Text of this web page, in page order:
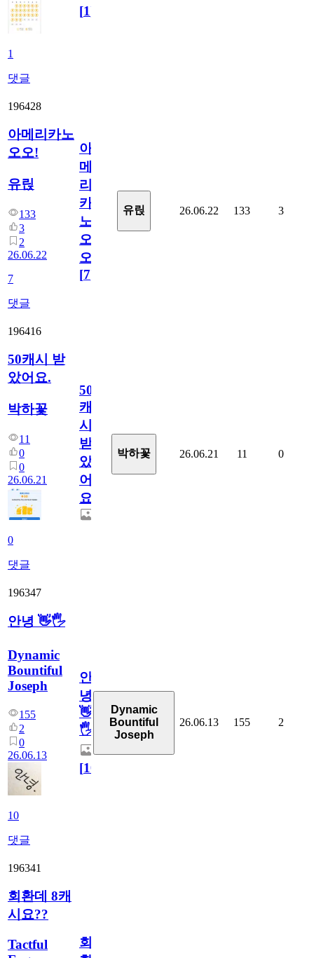
1
댓글
[1]
196428
아메리카노
오오!
유릱
133
3
2
26.06.22
7
댓글
아
메
리
카
노
오
오!
[7]
유릱 26.06.22 133 3
196416
50캐시 받
았어요.
박하꽃
11
0
0
26.06.21
0
댓글
50
캐
시
받
았
어
요.
박하꽃 26.06.21 11 0
196347
안녕 👋🖐
Dynamic
Bountiful
Joseph
155
2
0
26.06.13
10
댓글
안
녕
👋
🖐
[10
Dynamic
Bountiful
Joseph
26.06.13 155 2
196341
회환데 8캐
시요??
Tactful
회